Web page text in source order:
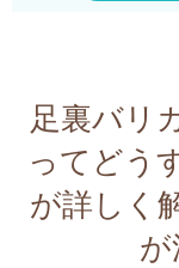
足裏バリ
ってどう
が詳しく
が